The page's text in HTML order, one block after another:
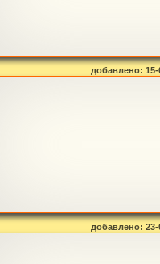
добавлено: 15-
добавлено: 23-